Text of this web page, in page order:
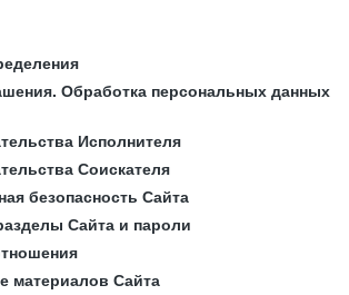
Обработка персональных данных
Исполнителя
Соискателя
безопасность Сайта
Сайта и пароли
материалов Сайта